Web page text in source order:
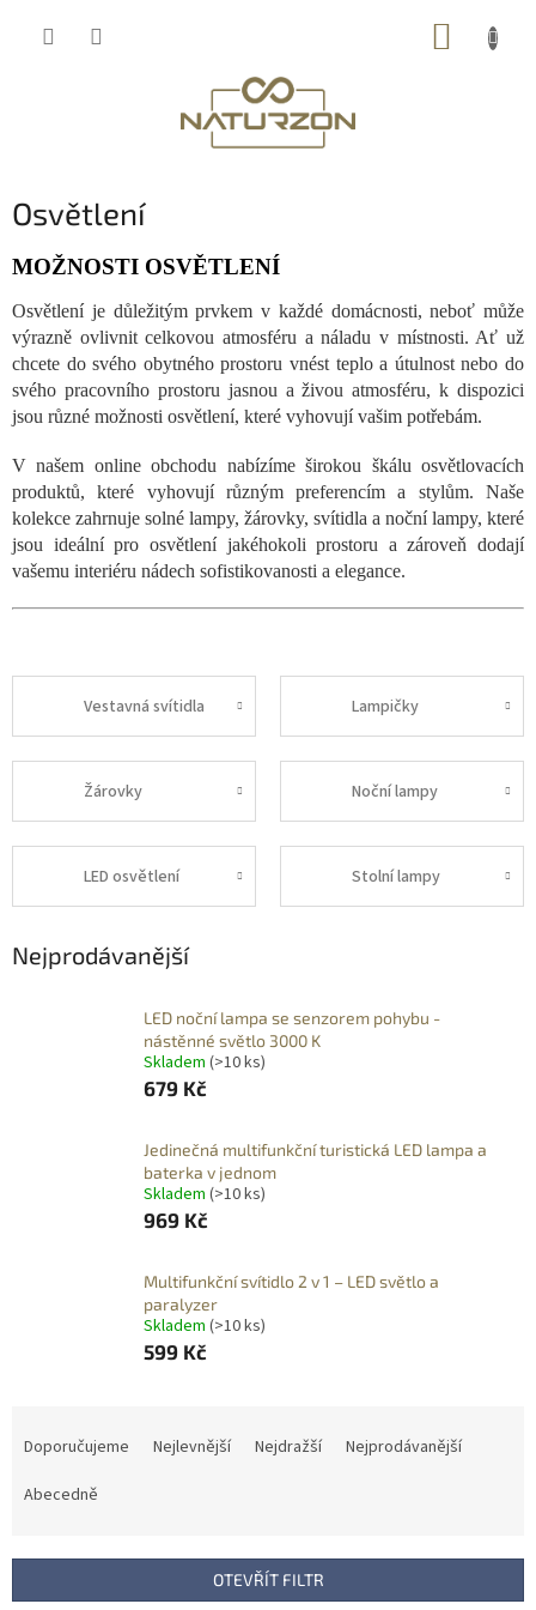
Osvětlení
MOŽNOSTI OSVĚTLENÍ
Osvětlení je důležitým prvkem v každé domácnosti, neboť může
výrazně ovlivnit celkovou atmosféru a náladu v místnosti. Ať už
chcete do svého obytného prostoru vnést teplo a útulnost nebo do
svého pracovního prostoru jasnou a živou atmosféru, k dispozici
jsou různé možnosti osvětlení, které vyhovují vašim potřebám.
V našem online obchodu nabízíme širokou škálu osvětlovacích
produktů, které vyhovují různým preferencím a stylům. Naše
kolekce zahrnuje solné lampy, žárovky, svítidla a noční lampy, které
jsou ideální pro osvětlení jakéhokoli prostoru a zároveň dodají
vašemu interiéru nádech sofistikovanosti a elegance.
Vestavná svítidla Lampičky
Žárovky Noční lampy
LED osvětlení Stolní lampy
Nejprodávanější
LED noční lampa se senzorem pohybu -
nástěnné světlo 3000 K
Skladem (>10 ks)
679 Kč
Jedinečná multifunkční turistická LED lampa a
baterka v jednom
Skladem (>10 ks)
969 Kč
Multifunkční svítidlo 2 v 1 – LED světlo a
paralyzer
Skladem (>10 ks)
599 Kč
r
Doporučujeme Nejlevnější Nejdražší
Nejprodávanější
Abecedně
OTEVŘÍT FILTR